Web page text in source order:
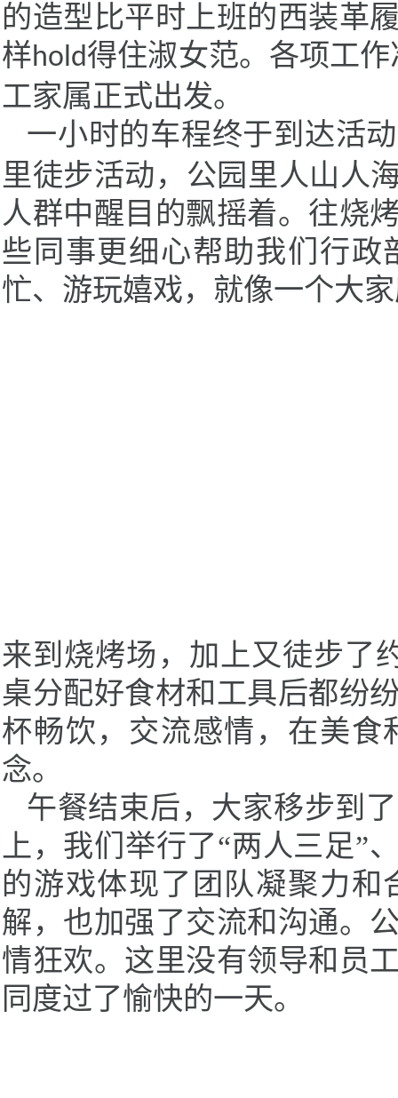
的造型比平时上班的西装革
样hold得住淑女范。各项工
工家属正式出发。
一小时的车程终于到达活
里徒步活动，公园里人山人
人群中醒目的飘摇着。往烧
些同事更细心帮助我们行
忙、游玩嬉戏，就像一个大
来到烧烤场，加上又徒步了
桌分配好食材和工具后都纷
杯畅饮，交流感情，在美
念。
午餐结束后，大家移步到
上，我们举行了“两人三足”
的游戏体现了团队凝聚力
解，也加强了交流和沟通。
情狂欢。这里没有领导和员
同度过了愉快的一天。